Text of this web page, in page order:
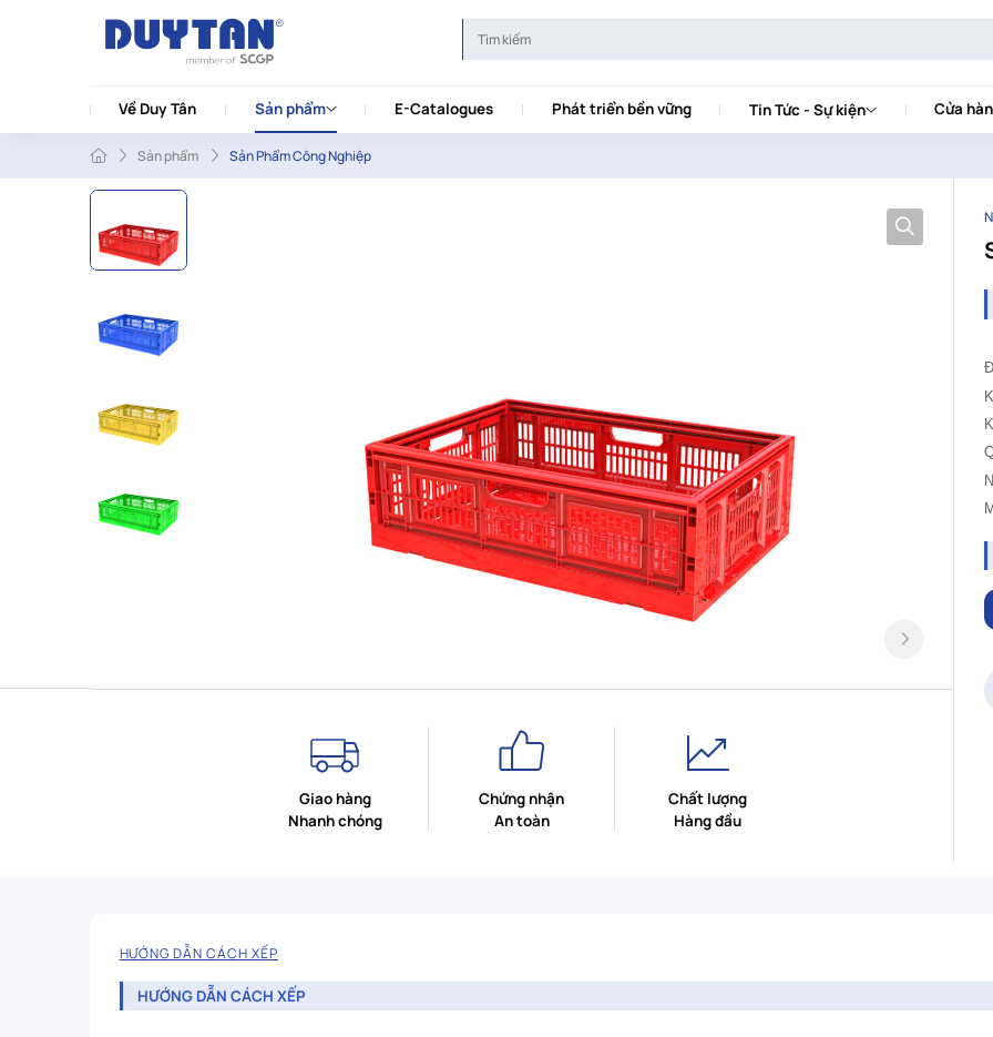
Về Duy Tân Sản phẩm E-Catalogues Phát triển bền vững Tin Tức - Sự kiện Cửa
Sản phẩm Sản Phẩm Công Nghiệp
Giao hàng
Nhanh chóng
Chứng nhận
An toàn
Chất lượng
Hàng đầu
HƯỚNG DẪN CÁCH XẾP
HƯỚNG DẪN CÁCH XẾP